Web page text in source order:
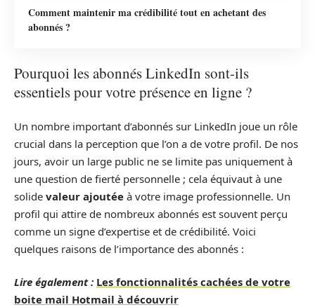
Comment maintenir ma crédibilité tout en achetant des
abonnés ?
Pourquoi les abonnés LinkedIn sont-ils
essentiels pour votre présence en ligne ?
Un nombre important d’abonnés sur LinkedIn joue un rôle
crucial dans la perception que l’on a de votre profil. De nos
jours, avoir un large public ne se limite pas uniquement à
une question de fierté personnelle ; cela équivaut à une
solide valeur ajoutée à votre image professionnelle. Un
profil qui attire de nombreux abonnés est souvent perçu
comme un signe d’expertise et de crédibilité. Voici
quelques raisons de l’importance des abonnés :
Lire également : Les fonctionnalités cachées de votre
boite mail Hotmail à découvrir